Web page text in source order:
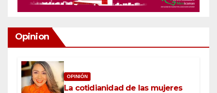
Opinion
OPINIÓN
La cotidianidad de las mujeres